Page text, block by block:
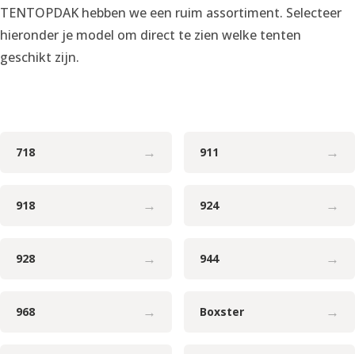
TENTOPDAK hebben we een ruim assortiment. Selecteer
hieronder je model om direct te zien welke tenten
geschikt zijn.
718 → 911 →
918 → 924 →
928 → 944 →
968 → Boxster →